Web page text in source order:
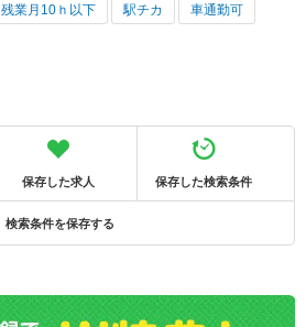
残業月10ｈ以下 駅チカ 車通勤可
保存した求人 保存した検索条件
検索条件を保存する